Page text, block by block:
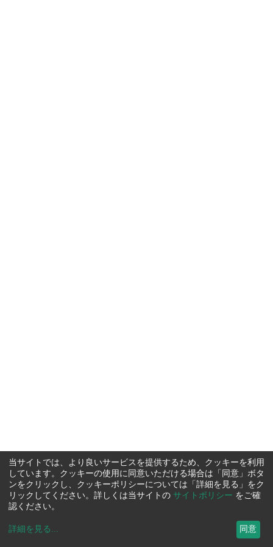
当サイトでは、より良いサービスを提供するため、クッキーを利用
しています。クッキーの使用に同意いただける場合は「同意」ボタ
ンをクリックし、クッキーポリシーについては「詳細を見る」をク
リックしてください。詳しくは当サイトの サイトポリシー をご確
認ください。
詳細を見る ... 同意